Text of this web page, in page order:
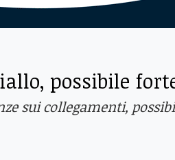
possibile
sui collegamenti,